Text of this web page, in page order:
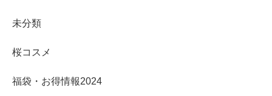
未分類
桜コスメ
福袋・お得情報2024